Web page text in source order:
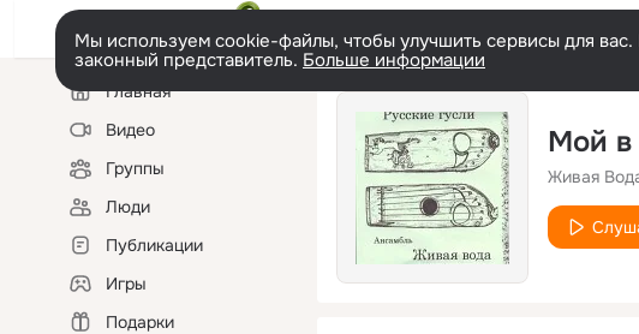
Мы используем cookie-файлы, чтобы улучшить сервисы для
законный представитель. Больше информации
Левая
колонкаГлавная
Видео
Группы
Люди
Публикации
Игры
Подарки
Мой в
Живая